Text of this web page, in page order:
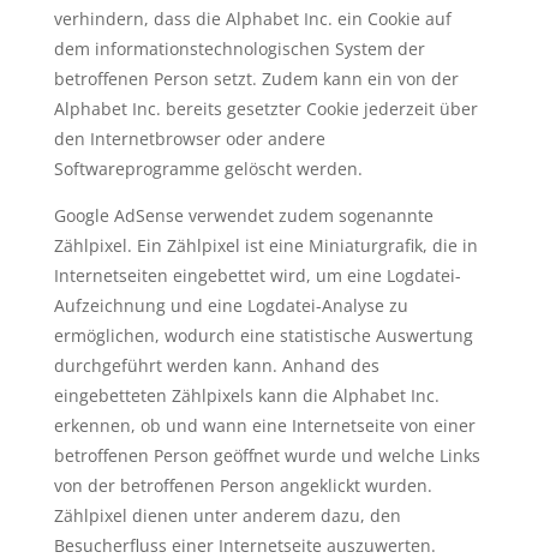
verhindern, dass die Alphabet Inc. ein Cookie auf
dem informationstechnologischen System der
betroffenen Person setzt. Zudem kann ein von der
Alphabet Inc. bereits gesetzter Cookie jederzeit über
den Internetbrowser oder andere
Softwareprogramme gelöscht werden.
Google AdSense verwendet zudem sogenannte
Zählpixel. Ein Zählpixel ist eine Miniaturgrafik, die in
Internetseiten eingebettet wird, um eine Logdatei-
Aufzeichnung und eine Logdatei-Analyse zu
ermöglichen, wodurch eine statistische Auswertung
durchgeführt werden kann. Anhand des
eingebetteten Zählpixels kann die Alphabet Inc.
erkennen, ob und wann eine Internetseite von einer
betroffenen Person geöffnet wurde und welche Links
von der betroffenen Person angeklickt wurden.
Zählpixel dienen unter anderem dazu, den
Besucherfluss einer Internetseite auszuwerten.